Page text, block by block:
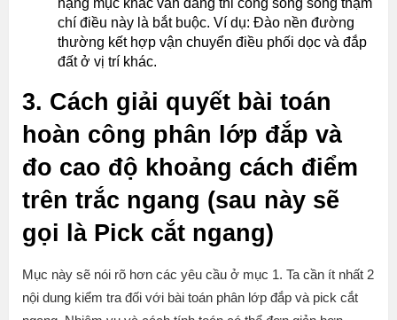
hạng mục khác vẫn đang thi công song song thậm
chí điều này là bắt buộc. Ví dụ: Đào nền đường
thường kết hợp vận chuyển điều phối dọc và đắp
đất ở vị trí khác.
3. Cách giải quyết bài toán
hoàn công phân lớp đắp và
đo cao độ khoảng cách điểm
trên trắc ngang (sau này sẽ
gọi là Pick cắt ngang)
Mục này sẽ nói rõ hơn các yêu cầu ở mục 1. Ta cần ít nhất 2
nội dung kiểm tra đối với bài toán phân lớp đắp và pick cắt